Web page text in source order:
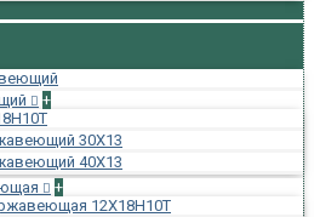
+
30Х13
40Х13
+
12Х18Н10Т